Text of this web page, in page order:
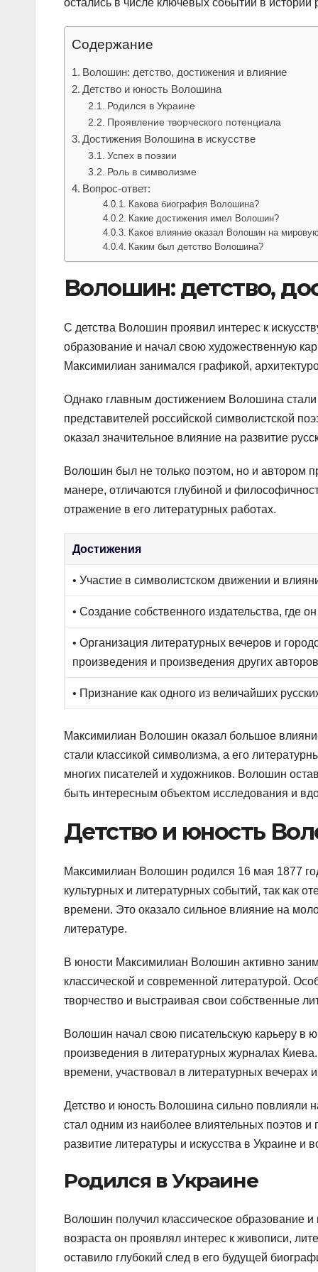
Содержание
Волошин: детство, достижения и влияние
Детство и юность Волошина
Родился в Украине
Проявление творческого потенциала
Достижения Волошина в искусстве
Успех в поэзии
Роль в символизме
Вопрос-ответ:
Какова биография Волошина?
Какие достижения имел Волошин?
Какое влияние оказал Волошин на
Каким был детство Волошина?
Волошин: детство,
С детства Волошин проявил интерес к
образование и начал свою художественную
Максимилиан занимался графикой,
Однако главным достижением Волошина
представителей российской символистской
оказал значительное влияние на развитие
Волошин был не только поэтом, но и автором
манере, отличаются глубиной и
отражение в его литературных работах.
Достижения
• Участие в символистском движении и
• Создание собственного издательства, где
• Организация литературных вечеров и
произведения и произведения других
• Признание как одного из величайших
Максимилиан Волошин оказал большое
стали классикой символизма, а его
многих писателей и художников. Волошин
быть интересным объектом исследования и
Детство и юность
Максимилиан Волошин родился 16 мая 1877
культурных и литературных событий, так как
времени. Это оказало сильное влияние на
литературе.
В юности Максимилиан Волошин активно
классической и современной литературой.
творчество и выстраивая свои собственные
Волошин начал свою писательскую карьеру в
произведения в литературных журналах
времени, участвовал в литературных вечерах
Детство и юность Волошина сильно повлияли
стал одним из наиболее влиятельных поэтов
развитие литературы и искусства в Украине и
Родился в Украине
Волошин получил классическое образование
возраста он проявлял интерес к живописи,
оставило глубокий след в его будущей